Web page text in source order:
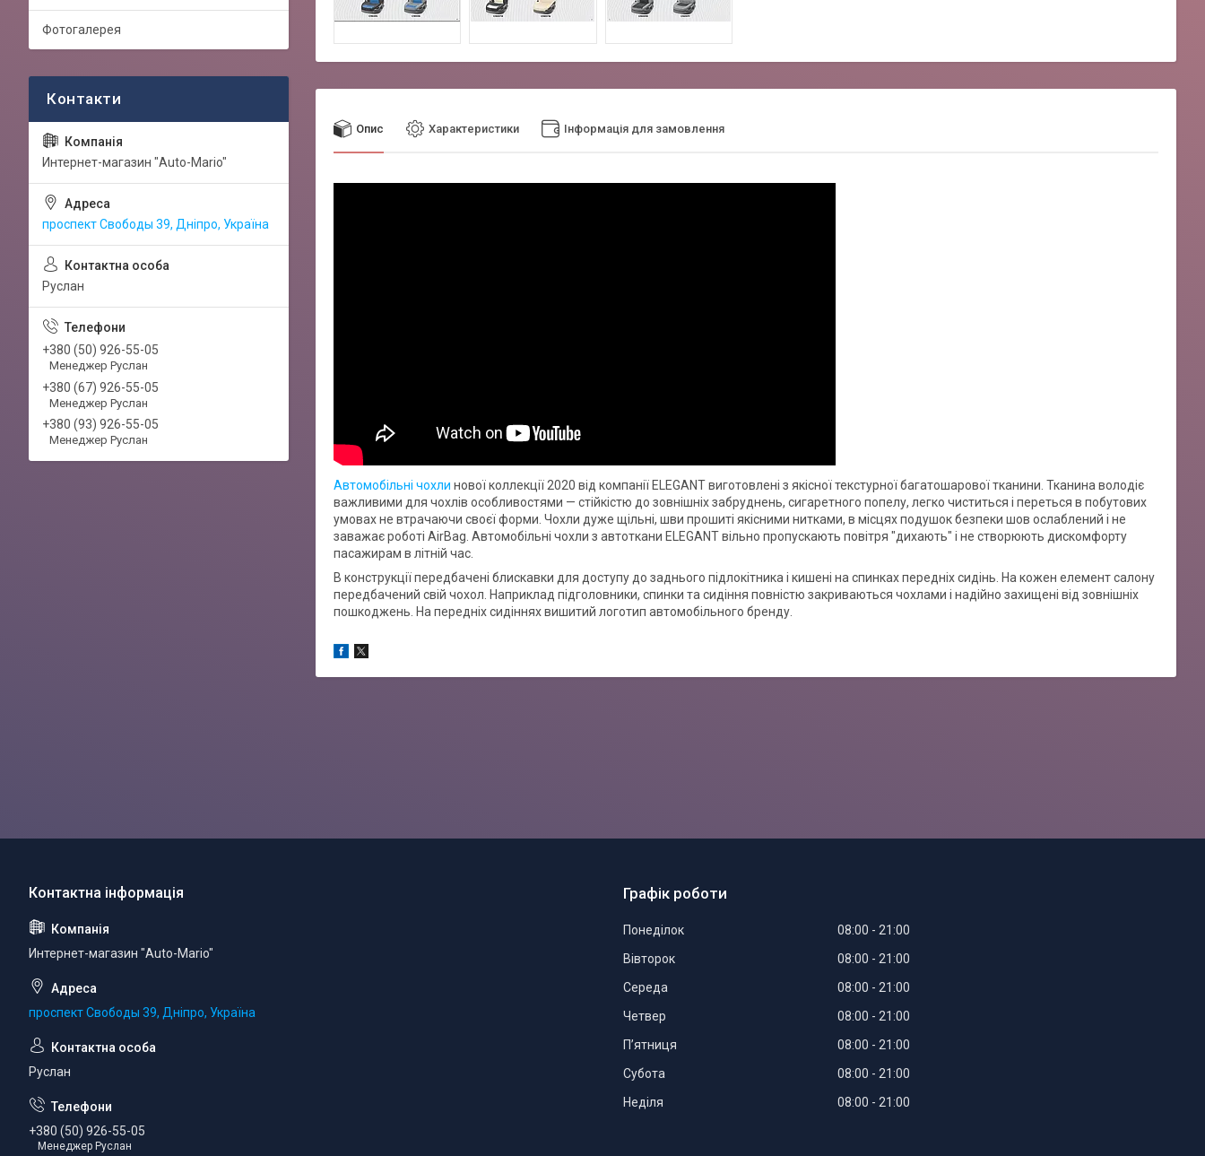
Опис Характеристики Інформація для замовлення
Автомобільні чохли нової коллекції 2020 від компанії ELEGANT виготовлені з якісної текстурної багатошарової тканини. Тканина володіє
важливими для чохлів особливостями — стійкістю до зовнішніх забруднень, сигаретного попелу, легко чиститься і переться в побутових
умовах не втрачаючи своєї форми. Чохли дуже щільні, шви прошиті якісними нитками, в місцях подушок безпеки шов ослаблений і не
заважає роботі AirBag. Автомобільні чохли з автоткани ELEGANT вільно пропускають повітря "дихають" і не створюють дискомфорту
пасажирам в літній час.
В конструкції передбачені блискавки для доступу до заднього підлокітника і кишені на спинках передніх сидінь. На кожен елемент салону
передбачений свій чохол. Наприклад підголовники, спинки та сидіння повністю закриваються чохлами і надійно захищені від зовнішніх
пошкоджень. На передніх сидіннях вишитий логотип автомобільного бренду.
Фотогалерея
Интернет-магазин "Auto-Mario"
проспект Свободы 39, Дніпро, Україна
Руслан
+380 (50) 926-55-05
Менеджер Руслан
+380 (67) 926-55-05
Менеджер Руслан
+380 (93) 926-55-05
Менеджер Руслан
Интернет-магазин "Auto-Mario"
проспект Свободы 39, Дніпро, Україна
Руслан
+380 (50) 926-55-05
Менеджер Руслан
Графік роботи
Понеділок 08:00
21:00
Вівторок
08:00
21:00
Середа
08:00
21:00
Четвер
08:00
21:00
Пʼятниця
08:00
21:00
Субота
08:00
21:00
Неділя
08:00 21:00